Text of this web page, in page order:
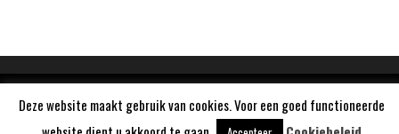
Aangedreven doorWordPress
Deze website maakt gebruik van cookies. Voor een goed functioneerde